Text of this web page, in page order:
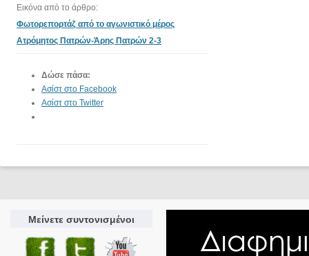
Εικόνα από το άρθρο:
Φωτορεπορτάζ από το αγωνιστικό μέρος
Ατρόμητος Πατρών-Άρης Πατρών 2-3
Δώσε πάσα:
Ασίστ στο Facebook
Ασίστ στο Twitter
Μείνετε συντονισμένοι